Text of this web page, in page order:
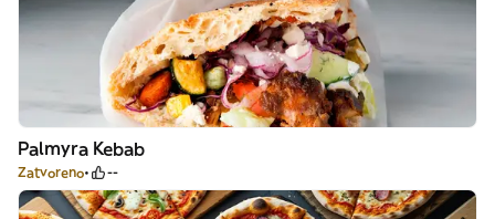
Palmyra Kebab
Zatvoreno --